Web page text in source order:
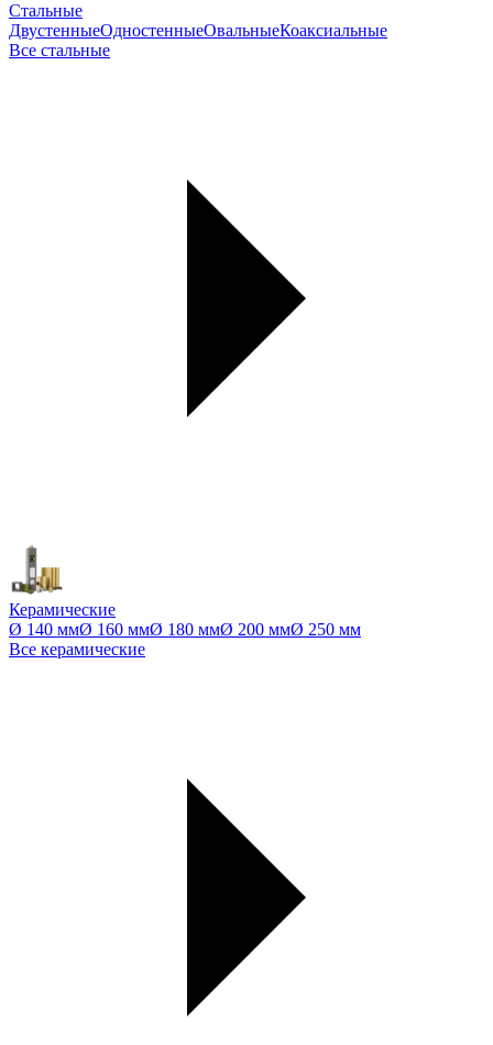
Стальные
ДвустенныеОдностенныеОвальныеКоаксиальные
Все стальные
Керамические
Ø 140 ммØ 160 ммØ 180 ммØ 200 ммØ 250 мм
Все керамические